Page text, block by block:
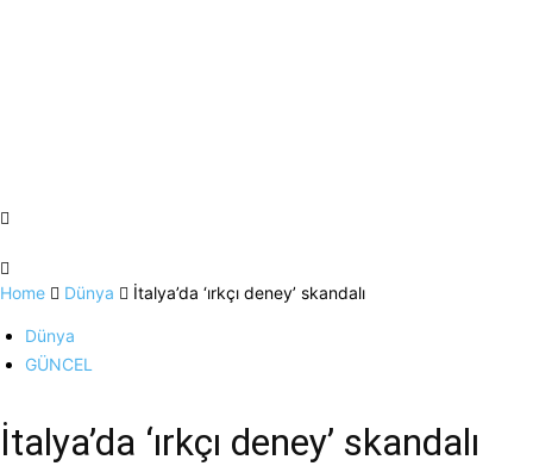
Home Dünya İtalya’da ‘ırkçı deney’ skandalı
Dünya
GÜNCEL
İtalya’da ‘ırkçı deney’ skandalı